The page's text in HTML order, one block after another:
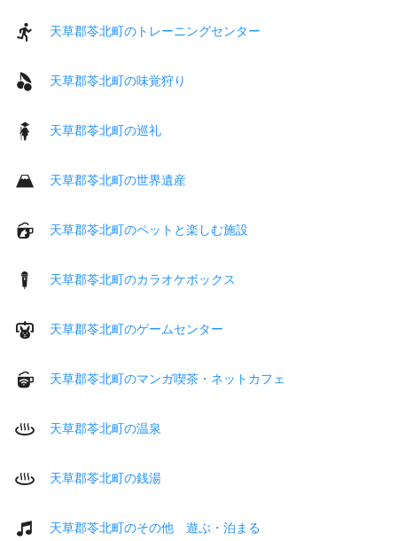
天草郡苓北町のトレーニングセンター
天草郡苓北町の味覚狩り
天草郡苓北町の巡礼
天草郡苓北町の世界遺産
天草郡苓北町のペットと楽しむ施設
天草郡苓北町のカラオケボックス
天草郡苓北町のゲームセンター
天草郡苓北町のマンガ喫茶・ネットカフェ
天草郡苓北町の温泉
天草郡苓北町の銭湯
天草郡苓北町のその他 遊ぶ・泊まる